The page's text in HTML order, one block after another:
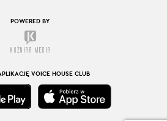
POWERED BY
VOICE HOUSE CLUB